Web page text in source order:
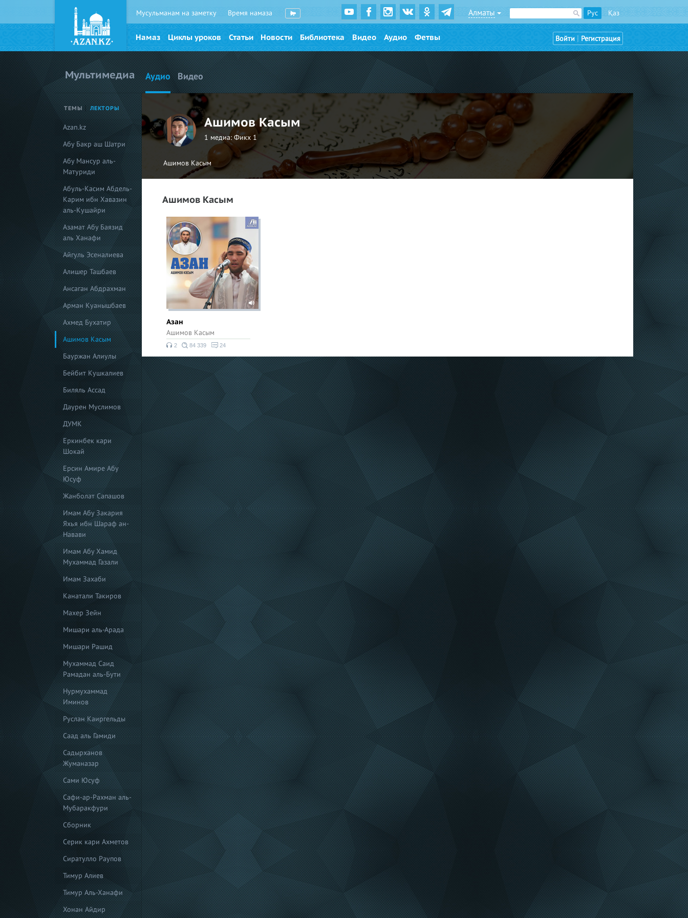
Мусульманам на заметку Время намаза Алматы Рус Қаз
Намаз Циклы уроков Статьи Новости Библиотека Видео Аудио Фетвы Войти | Регистрация
Мультимедиа Аудио Видео
ТЕМЫ ЛЕКТОРЫ
Azan.kz
Абу Бакр аш Шатри
Абу Мансур аль-
Матуриди
Абуль-Касим Абдель-
Карим ибн Хавазин
аль-Кушайри
Азамат Абу Баязид
аль Ханафи
Айгуль Эсеналиева
Алишер Ташбаев
Ансаган Абдрахман
Арман Куанышбаев
Ахмед Бухатир
Ашимов Касым
Бауржан Алиулы
Бейбит Кушкалиев
Биляль Ассад
Даурен Муслимов
ДУМК
Еркинбек кари
Шокай
Ерсин Амире Абу
Юсуф
Жанболат Сапашов
Имам Абу Закария
Яхья ибн Шараф ан-
Навави
Имам Абу Хамид
Мухаммад Газали
Имам Захаби
Канатали Такиров
Махер Зейн
Мишари аль-Арада
Мишари Рашид
Мухаммад Саид
Рамадан аль-Бути
Нурмухаммад
Иминов
Руслан Каиргельды
Саад аль Гамиди
Садырханов
Жуманазар
Сами Юсуф
Сафи-ар-Рахман аль-
Мубаракфури
Сборник
Серик кари Ахметов
Сиратулло Раупов
Тимур Алиев
Тимур Аль-Ханафи
Хонан Айдир
Ашимов Касым
1 медиа: Фикх 1
Ашимов Касым
Ашимов Касым
Азан
Ашимов Касым
2 84 339 24